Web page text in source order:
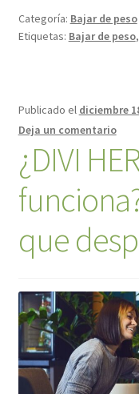
Categoría: Bajar de peso
Etiquetas: Bajar de peso,
Publicado el diciembre
Deja un comentario
¿DIVI
que